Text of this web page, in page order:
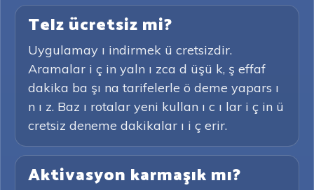
Telz ücretsiz mi?
Uygulamay ı indirmek ü cretsizdir.
Aramalar i ç in yaln ı zca d üşü k, ş effaf
dakika ba şı na tarifelerle ö deme yapars ı
n ı z. Baz ı rotalar yeni kullan ı c ı lar i ç in ü
cretsiz deneme dakikalar ı i ç erir.
Aktivasyon karmaşık mı?